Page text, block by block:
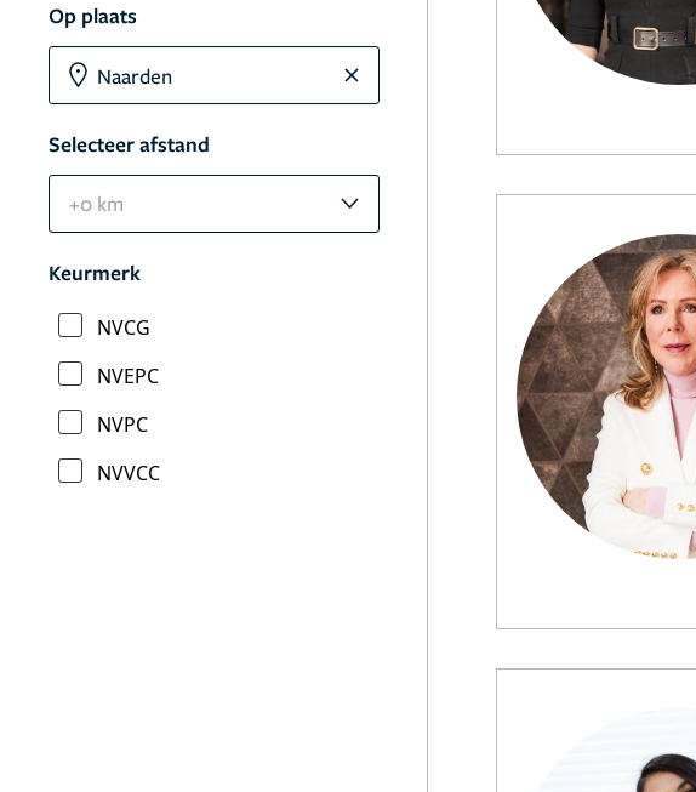
Op plaats
Selecteer afstand
+0 km
Keurmerk
NVCG
NVEPC
NVPC
NVVCC